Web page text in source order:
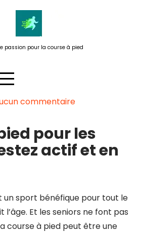
passion pour la course à pied
senior
commentaire
pour les
actif et en
un sport bénéfique pour tout le
l’âge. Et les seniors ne font pas
course à pied peut être une